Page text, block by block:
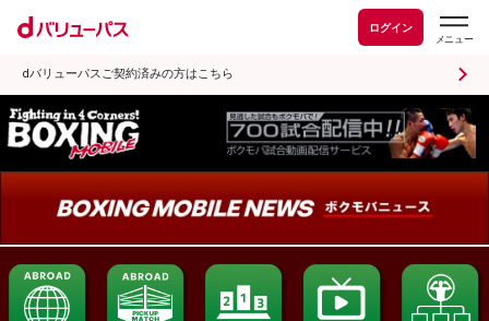
ログイン
dバリューパスご契約済みの方はこちら